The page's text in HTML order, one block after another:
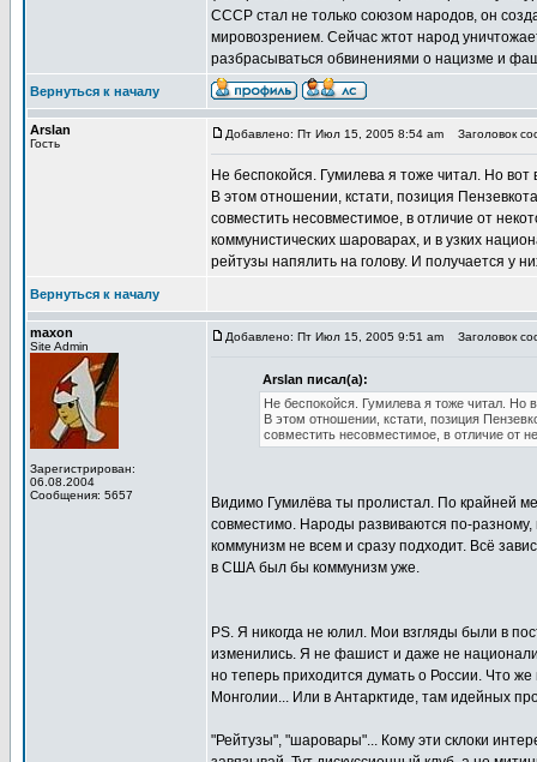
СССР стал не только союзом народов, он
мировозрением. Сейчас жтот народ
разбрасываться обвинениями о нацизме и
Вернуться к началу
Arslan
Гость
Добавлено: Пт Июл 15, 2005 8:54 am Заголовок
Не беспокойся. Гумилева я тоже читал. Но
В этом отношении, кстати, позиция
совместить несовместимое, в отличие от
коммунистических шароварах, и в узких
рейтузы напялить на голову. И получается у
Вернуться к началу
maxon
Site Admin
Зарегистрирован:
06.08.2004
Сообщения: 5657
Добавлено: Пт Июл 15, 2005 9:51 am Заголовок
Arslan писал(а):
Не беспокойся. Гумилева я тоже читал. Но
В этом отношении, кстати, позиция
совместить несовместимое, в отличие от
Видимо Гумилёва ты пролистал. По крайней
совместимо. Народы развиваются по-
коммунизм не всем и сразу подходит. Всё
в США был бы коммунизм уже.
PS. Я никогда не юлил. Мои взгляды были в
изменились. Я не фашист и даже не
но теперь приходится думать о России. Что
Монголии... Или в Антарктиде, там идейных
"Рейтузы", "шаровары"... Кому эти склоки